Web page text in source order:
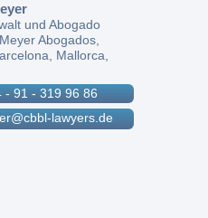
und Abogado
Abogados,
Mallorca,
- 91 - 319 96 86
lawyers.de